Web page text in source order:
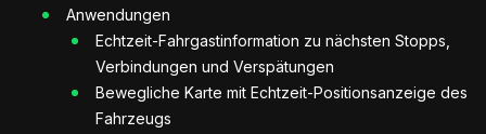
Anwendungen
Echtzeit-Fahrgastinformation zu nächsten Stopps,
Verbindungen und Verspätungen
Bewegliche Karte mit Echtzeit-Positionsanzeige des
Fahrzeugs